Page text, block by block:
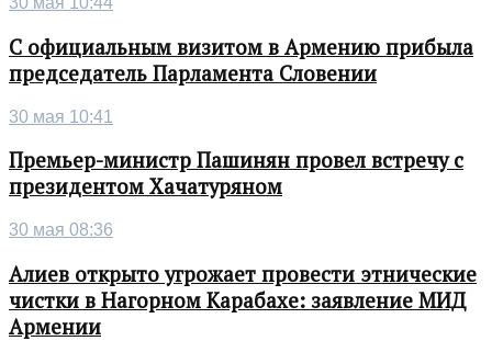
С официальным визитом в Армению прибыла
председатель Парламента Словении
30 мая 10:41
Премьер-министр Пашинян провел встречу с
президентом Хачатуряном
30 мая 08:36
Алиев открыто угрожает провести этнические
чистки в Нагорном Карабахе: заявление МИД
Армении